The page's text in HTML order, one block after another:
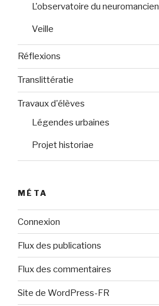
L'observatoire du neuromancien
Veille
Réflexions
Translittératie
Travaux d'élèves
Légendes urbaines
Projet historiae
MÉTA
Connexion
Flux des publications
Flux des commentaires
Site de WordPress-FR